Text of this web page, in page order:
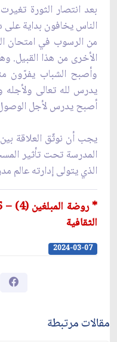
بعد انتصار الثورة
الناس يخافون بداية
من الرسوب في امتحان
الأخرى من هذا القبيل.
وأصبح الشباب يفرّون
يدرس لله تعالى ولأجله
أصبح يدرس لأجل الوصول
يجب أن نوثّق العلاقة
المدرسة تحت تأثير
الذي يتولى إدارته
الثقافية
2024-03-07
مقالات مرتبطة